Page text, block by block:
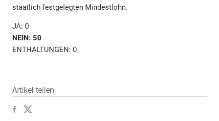
staatlich festgelegten Mindestlohn.
JA: 0
NEIN: 50
ENTHALTUNGEN: 0
Artikel teilen